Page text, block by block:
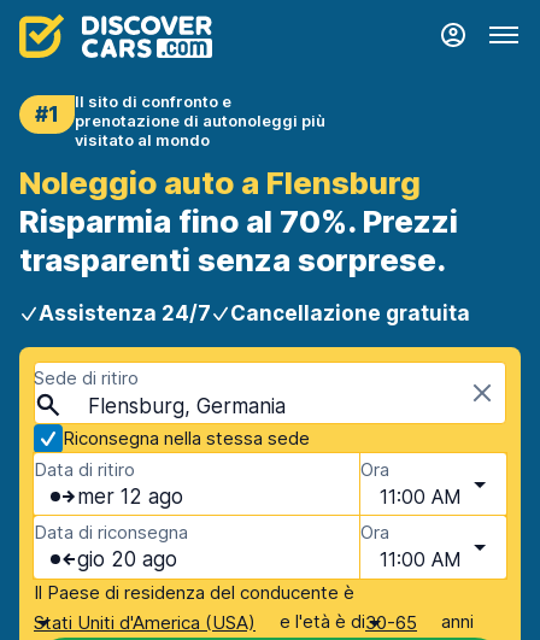
#1
Il sito di confronto e
prenotazione di autonoleggi più
visitato al mondo
Noleggio auto a Flensburg
Risparmia fino al 70%. Prezzi
trasparenti senza sorprese.
Assistenza 24/7 Cancellazione gratuita
Sede di ritiro
Flensburg, Germania
Riconsegna nella stessa sede
Data di ritiro
mer 12 ago
Ora
11:00 AM
Data di riconsegna
gio 20 ago
Ora
11:00 AM
Il Paese di residenza del conducente è
Stati Uniti d'America (USA)
e l'età è di30-65 anni